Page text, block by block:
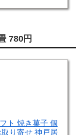
780円
ト 焼き菓子 個
り寄せ 神戸居